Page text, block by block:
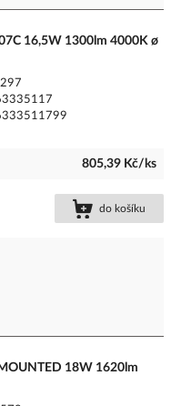
16,5W 1300lm 4000K ø
805,39 Kč/ks
do košíku
18W 1620lm